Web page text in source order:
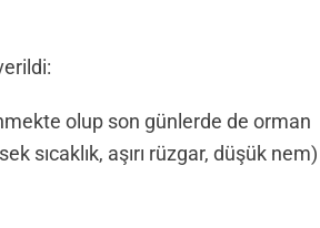
olup son günlerde de orman
sıcaklık, aşırı rüzgar, düşük nem)